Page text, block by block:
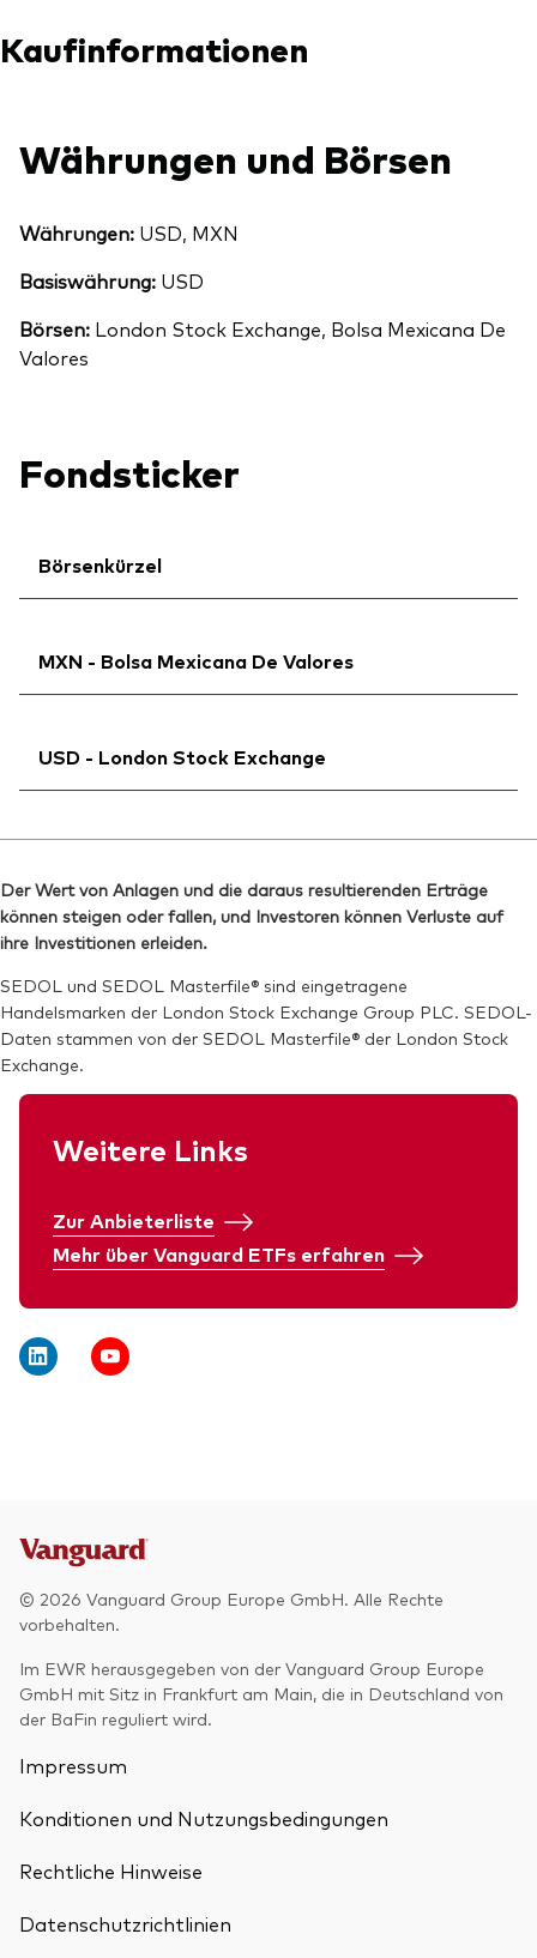
Kaufinformationen
Währungen und Börsen
Währungen: USD, MXN
Basiswährung: USD
Börsen: London Stock Exchange, Bolsa Mexicana De
Valores
Fondsticker
Börsenkürzel
MEX ID:VRAAAC
MXN - Bolsa Mexicana De Valores
Bloomberg:VJPUN MM
Reuters:VJPU.MX
SEDOL:BRJBLD2
USD - London Stock Exchange
Reuters:VJPU.L
SEDOL:BKBZD37
Börsenticker:VJPU
Der Wert von Anlagen und die daraus resultierenden Erträge
können steigen oder fallen, und Investoren können Verluste auf
ihre Investitionen erleiden.
SEDOL und SEDOL Masterfile® sind eingetragene
Handelsmarken der London Stock Exchange Group PLC. SEDOL-
Daten stammen von der SEDOL Masterfile® der London Stock
Exchange.
Weitere Links
Zur Anbieterliste
Mehr über Vanguard ETFs erfahren
© 2026 Vanguard Group Europe GmbH. Alle Rechte
vorbehalten.
Im EWR herausgegeben von der Vanguard Group Europe
GmbH mit Sitz in Frankfurt am Main, die in Deutschland von
der BaFin reguliert wird.
Impressum
Konditionen und Nutzungsbedingungen
Rechtliche Hinweise
Datenschutzrichtlinien